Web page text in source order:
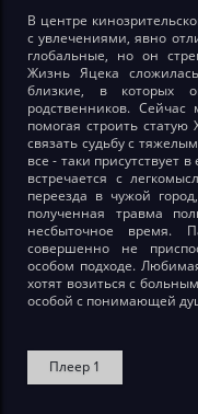
В центре
с увлечениями, явно
глобальные, но он
Жизнь Яцека
близкие, в которых
родственников.
помогая строить
связать судьбу с
все - таки присутствует
встречается с
переезда в чужой
полученная травма
несбыточное время.
совершенно не
особом подходе.
хотят возиться с
особой с понимающей
Плеер 1